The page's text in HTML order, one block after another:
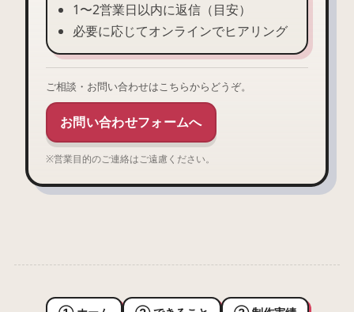
1〜2営業日以内に返信（目安）
必要に応じてオンラインでヒアリング
ご相談・お問い合わせはこちらからどうぞ。
お問い合わせフォームへ
※営業目的のご連絡はご遠慮ください。